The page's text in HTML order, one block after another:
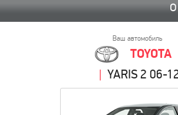
О
Ваш автомобиль
TOYOTA
YARIS 2 06-